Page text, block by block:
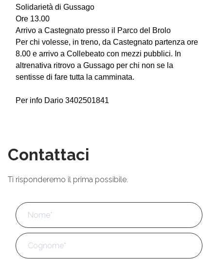
Solidarietà di Gussago
Ore 13.00
Arrivo a Castegnato presso il Parco del Brolo
Per chi volesse, in treno, da Castegnato partenza ore
8.00 e arrivo a Collebeato con mezzi pubblici. In
altrenativa ritrovo a Gussago per chi non se la
sentisse di fare tutta la camminata.
Per info Dario 3402501841
Contattaci
Ti risponderemo il prima possibile.
Nome *